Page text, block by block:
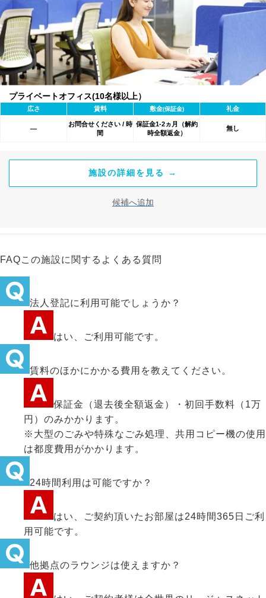
プライベートオフィス(10名様以上）
広さ 賃料 敷金(保証金) 礼金
―
お問合せください / 時
間
保証金1-2ヵ月（解約
時全額返金）
無し
施設の詳細を見る →
候補へ追加
FAQこの施設に関するよくある質問
法人登記に利用可能でしょうか？
はい、ご利用可能です。
賃料のほかにかかる費用を教えてください。
保証金（退去後全額返金）・初回手数料（1万
円）のみかかります。
※大型のごみや特殊なごみ処理、共用コピー機の使用
は都度費用がかかります。
24時間利用は可能ですか？
はい、ご契約頂いたお部屋は24時間365日ご利
用可能です。
他拠点のラウンジは使えますか？